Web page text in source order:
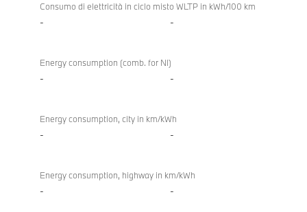
Consumo di elettricità in ciclo misto WLTP in kWh/100 km
- -
Energy consumption (comb. for NI)
- -
Energy consumption, city in km/kWh
- -
Energy consumption, highway in km/kWh
- -